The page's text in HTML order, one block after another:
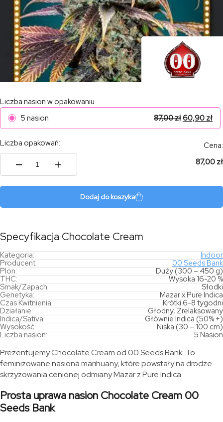
Liczba nasion w opakowaniu
5 nasion
87,00zł60,90 zł
Liczba opakowań:
ilość
Cena:
87,00 zł
Dodaj do koszyka
Specyfikacja Chocolate Cream
Kategoria:
Indoor
Producent:
00 Seeds Bank
Plon:
Duży (300 – 450 g)
THC:
Wysoka 16-20 %
Smak/Zapach:
Słodki
Genetyka:
Mazar x Pure Indica
Czas Kwitnienia:
Krótki 6-8 tygodni
Działanie:
Głodny, Zrelaksowany
Indica/Sativa:
Głównie Indica (50% +)
Wysokość:
Niska (30 – 100 cm)
Liczba nasion:
5 Nasion
Prezentujemy Chocolate Cream od 00 Seeds Bank. To
feminizowane nasiona marihuany, które powstały na drodze
skrzyżowania cenionej odmiany Mazar z Pure Indica.
Prosta uprawa nasion Chocolate Cream 00
Seeds Bank